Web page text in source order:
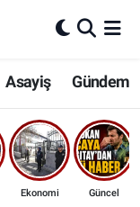
Asayiş Gündem
Ekonomi Güncel